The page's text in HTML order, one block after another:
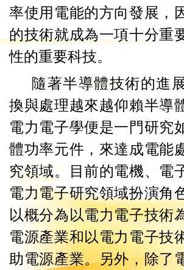
率使用電能的方向發展，
的技術就成為一項十分重
性的重要科技。
隨著半導體技術的進
換與處理越來越仰賴半導
電力電子學便是一門研究
體功率元件，來達成電能
究領域。目前的電機、電
電力電子研究領域扮演角
以概分為以電力電子技術
電源產業和以電力電子技
助電源產業。另外，除了